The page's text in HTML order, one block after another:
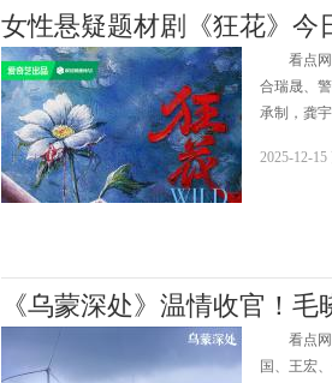
女性悬疑题材剧《狂花》今
看点网讯
合瑞晟、
承制，龚
2025-12-15
《乌蒙深处》温情收官！
看点网
国、王宏